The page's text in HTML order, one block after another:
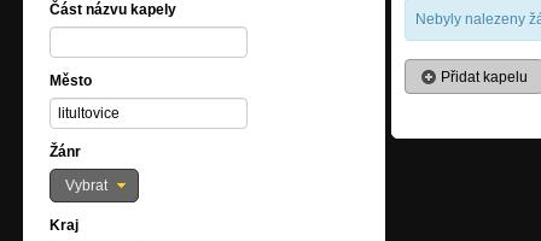
Část názvu kapely
Město
Žánr
Vybrat
Kraj
Nebyly nalezeny
Přidat kapelu